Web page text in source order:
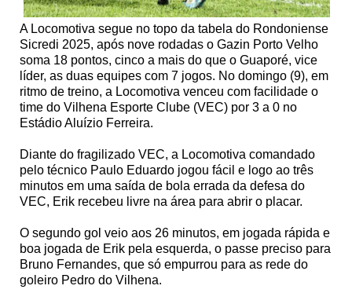
A Locomotiva segue no topo da tabela do Rondoniense
Sicredi 2025, após nove rodadas o Gazin Porto Velho
soma 18 pontos, cinco a mais do que o Guaporé, vice
líder, as duas equipes com 7 jogos. No domingo (9), em
ritmo de treino, a Locomotiva venceu com facilidade o
time do Vilhena Esporte Clube (VEC) por 3 a 0 no
Estádio Aluízio Ferreira.
Diante do fragilizado VEC, a Locomotiva comandado
pelo técnico Paulo Eduardo jogou fácil e logo ao três
minutos em uma saída de bola errada da defesa do
VEC, Erik recebeu livre na área para abrir o placar.
O segundo gol veio aos 26 minutos, em jogada rápida e
boa jogada de Erik pela esquerda, o passe preciso para
Bruno Fernandes, que só empurrou para as rede do
goleiro Pedro do Vilhena.